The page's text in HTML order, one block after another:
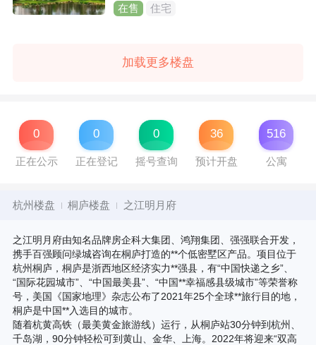
在售 住宅
加载更多楼盘
0
正在公示
0
正在登记
0
摇号查询
36
预计开盘
516
公寓
杭州楼盘 桐庐楼盘 之江明月府
之江明月府由知名品牌房企科大集团、鸿翔集团、强强联合开发，
携手百强顾问绿城咨询在桐庐打造的**个低密墅区产品。项目位于
杭州桐庐，桐庐是浙西地区经济实力**强县，有“中国快递之乡”、
“国际花园城市”、“中国最美县”、“中国**幸福感县级城市”等荣誉称
号，美国《国家地理》杂志公布了2021年25个全球**旅行目的地，
桐庐是中国**入选目的城市。
随着杭黄高铁（最美黄金旅游线）运行，从桐庐站30分钟到杭州、
千岛湖，90分钟轻松可到黄山、金华、上海。2022年将迎来“双高